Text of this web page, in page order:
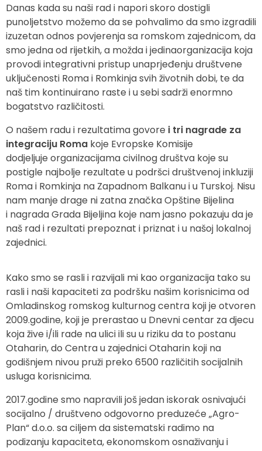
Danas kada su naši rad i napori skoro dostigli
punoljetstvo možemo da se pohvalimo da smo izgradili
izuzetan odnos povjerenja sa romskom zajednicom, da
smo jedna od rijetkih, a možda i jedinaorganizacija koja
provodi integrativni pristup unaprjeđenju društvene
uključenosti Roma i Romkinja svih životnih dobi, te da
naš tim kontinuirano raste i u sebi sadrži enormno
bogatstvo različitosti.
O našem radu i rezultatima govore i tri nagrade za
integraciju Roma koje Evropske Komisije
dodjeljuje organizacijama civilnog društva koje su
postigle najbolje rezultate u podršci društvenoj inkluziji
Roma i Romkinja na Zapadnom Balkanu i u Turskoj. Nisu
nam manje drage ni zatna značka Opštine Bijelina
i nagrada Grada Bijeljina koje nam jasno pokazuju da je
naš rad i rezultati prepoznat i priznat i u našoj lokalnoj
zajednici.
Kako smo se rasli i razvijali mi kao organizacija tako su
rasli i naši kapaciteti za podršku našim korisnicima od
Omladinskog romskog kulturnog centra koji je otvoren
2009.godine, koji je prerastao u Dnevni centar za djecu
koja žive i/ili rade na ulici ili su u riziku da to postanu
Otaharin, do Centra u zajednici Otaharin koji na
godišnjem nivou pruži preko 6500 različitih socijalnih
usluga korisnicima.
2017.godine smo napravili još jedan iskorak osnivajući
socijalno / društveno odgovorno preduzeće „Agro-
Plan“ d.o.o. sa ciljem da sistematski radimo na
podizanju kapaciteta, ekonomskom osnaživanju i